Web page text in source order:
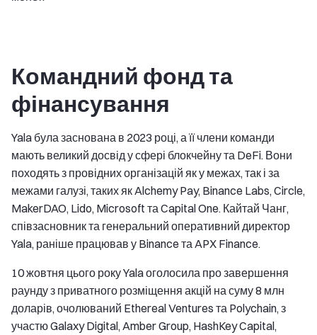
Командний фонд та
фінансування
Yala була заснована в 2023 році, а її члени команди
мають великий досвід у сфері блокчейну та DeFi. Вони
походять з провідних організацій як у межах, так і за
межами галузі, таких як Alchemy Pay, Binance Labs, Circle,
MakerDAO, Lido, Microsoft та Capital One. Кайтай Чанг,
співзасновник та генеральний оперативний директор
Yala, раніше працював у Binance та APX Finance.
10 жовтня цього року Yala оголосила про завершення
раунду з приватного розміщення акцій на суму 8 млн
доларів, очолюваний Ethereal Ventures та Polychain, з
участю Galaxy Digital, Amber Group, HashKey Capital,